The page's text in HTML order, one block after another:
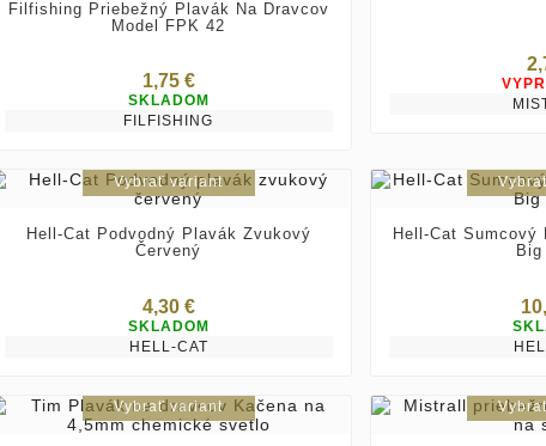
Filfishing Priebežný Plavák Na Dravcov
Model FPK 42
1,75 €
SKLADOM
FILFISHING
Vybrať variant
Hell-Cat Podvodný Plavák Zvukový
Červený
4,30 €
SKLADOM
HELL-CAT
Hell-Cat
Vybrať variant